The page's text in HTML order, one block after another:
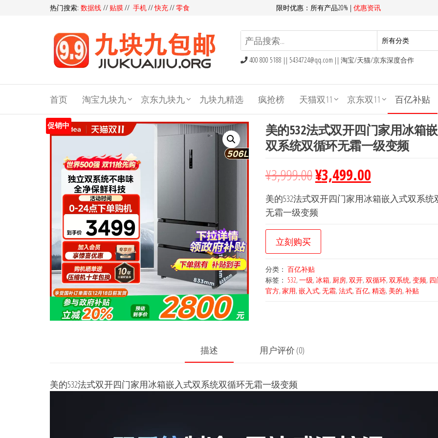
热门搜索: 数据线 // 贴膜// 手机//快充//零食 限时优惠：所有产品20% | 优惠资讯
九包
邮,9
块9包
邮,9.9
元包
邮,九
块九
官网
400 800 5188 || 5434724@qq.com || 淘宝/天猫/京东深度合作
首页 淘宝九块九 京东九块九 九块九精选 疯抢榜 天猫双11 京东双11 百亿补贴
促销中
美的532法式双开四门家用冰箱
双系统双循环无霜一级变频
¥3,999.00¥3,499.00
美的532法式双开四门家用冰箱嵌入式双系统
无霜一级变频
立刻购买
分类： 百亿补贴
标签： 532, 一级, 冰箱, 厨房, 双开, 双循环, 双系统, 变频, 四
官方, 家用, 嵌入式, 无霜, 法式, 百亿, 精选, 美的, 补贴
描述 用户评价 (0)
美的532法式双开四门家用冰箱嵌入式双系统双循环无霜一级变频